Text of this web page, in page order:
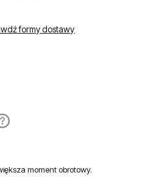
formy dostawy
moment obrotowy.